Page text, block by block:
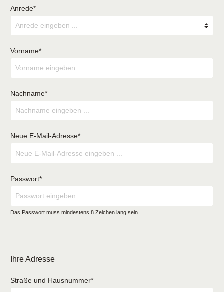
Anrede*
Vorname*
Nachname*
Neue E-Mail-Adresse*
Passwort*
Das Passwort muss mindestens 8 Zeichen lang sein.
Ihre Adresse
Straße und Hausnummer*